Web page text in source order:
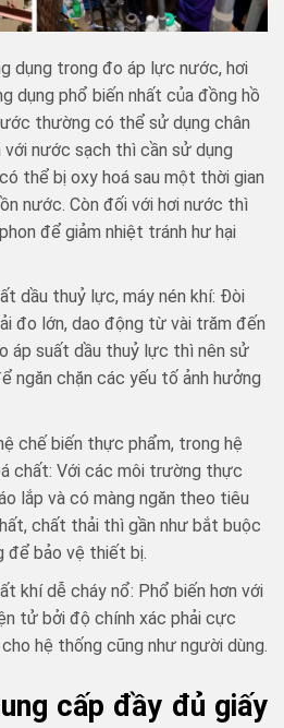
dụng trong đo áp lực nước, hơi
dụng phổ biến nhất của đồng hồ
thường có thể sử dụng chân
nước sạch thì cần sử dụng
thể bị oxy hoá sau một thời gian
nước. Còn đối với hơi nước thì
để giảm nhiệt tránh hư hại
dầu thuỷ lực, máy nén khí: Đòi
đo lớn, dao động từ vài trăm đến
áp suất dầu thuỷ lực thì nên sử
ngăn chặn các yếu tố ảnh hưởng
chế biến thực phẩm, trong hệ
chất: Với các môi trường thực
lắp và có màng ngăn theo tiêu
chất thải thì gần như bắt buộc
để bảo vệ thiết bị.
khí dễ cháy nổ: Phổ biến hơn với
tử bởi độ chính xác phải cực
hệ thống cũng như người dùng.
cấp đầy đủ giấy